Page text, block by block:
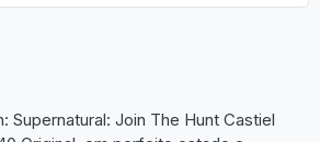
Supernatural: Join The Hunt Castiel